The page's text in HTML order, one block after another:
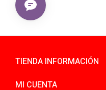
TIENDA INFORMACIÓN
MI CUENTA